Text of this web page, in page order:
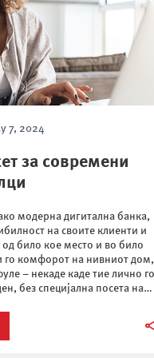
7, 2024
за современи
модерна дигитална банка,
на своите клиенти и
од било кое место и во било
го комфорот на нивниот дом,
– некаде каде тие лично го
без специјална посета на